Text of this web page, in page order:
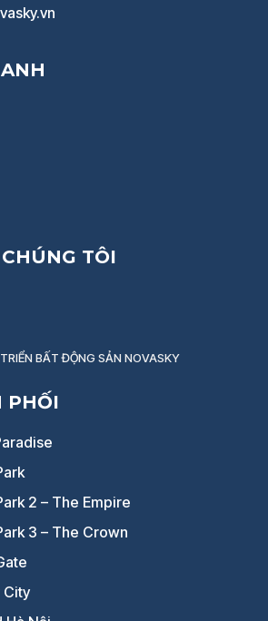
TÔI
BẤT ĐỘNG SẢN NOVASKY
PHỐI
2 – The Empire
3 – The Crown
City